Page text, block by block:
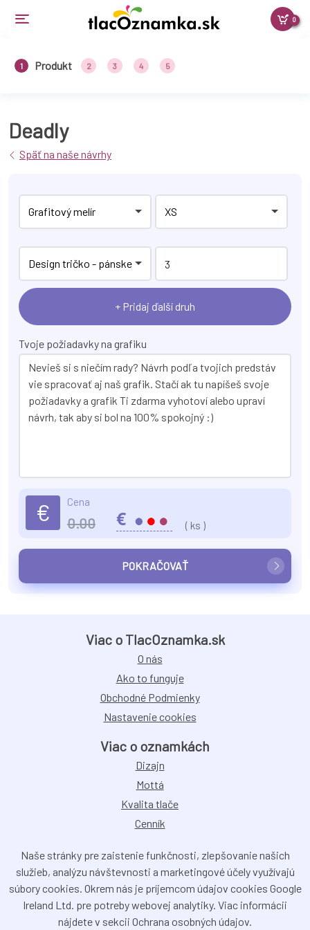
0
1 Produkt 2 3 4 5
Deadly
Späť na naše návrhy
Grafitový melír XS
Design tričko - pánske
+ Pridaj ďalší druh
Tvoje požiadavky na grafiku
€ Cena
0.00 € ( ks )
POKRAČOVAŤ
Viac o TlacOznamka.sk
O nás
Ako to funguje
Obchodné Podmienky
Nastavenie cookies
Viac o oznamkách
Dizajn
Mottá
Kvalita tlače
Cenník
Naše stránky pre zaistenie funkčnosti, zlepšovanie našich
služieb, analýzu návštevnosti a marketingové účely využívajú
súbory cookies. Okrem nás je príjemcom údajov cookies Google
Ireland Ltd. pre potreby webovej analytiky. Viac informácii
nájdete v sekcii Ochrana osobných údajov.